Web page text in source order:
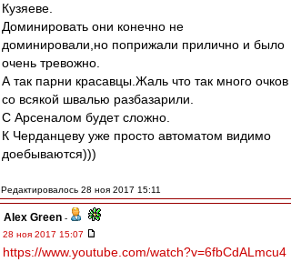
Кузяеве.
Доминировать они конечно не
доминировали,но поприжали прилично и было
очень тревожно.
А так парни красавцы.Жаль что так много очков
со всякой швалью разбазарили.
С Арсеналом будет сложно.
К Черданцеву уже просто автоматом видимо
доебываются)))
Редактировалось 28 ноя 2017 15:11
Alex Green -
28 ноя 2017 15:07
https://www.youtube.com/watch?v=6fbCdALmcu4